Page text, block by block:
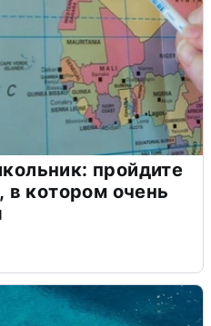
пройдите
в котором очень